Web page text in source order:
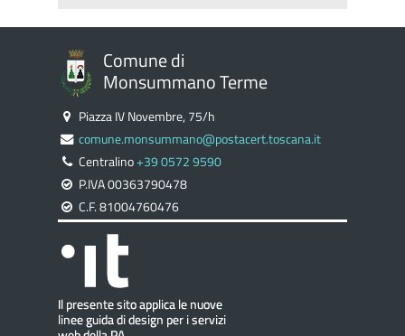
Comune di
Monsummano Terme
Piazza IV Novembre, 75/h
comune.monsummano@postacert.toscana.it
Centralino+39 0572 9590
P.IVA 00363790478
C.F. 81004760476